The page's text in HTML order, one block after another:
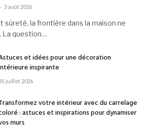
3 août 2026
sûreté, la frontière dans la maison ne
La question…
et idées pour une décoration
inspirante
juillet 2026
votre intérieur avec du carrelage
: astuces et inspirations pour dynamiser
murs